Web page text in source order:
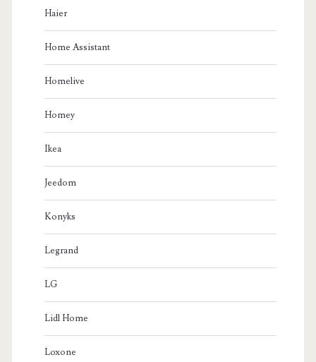
Haier
Home Assistant
Homelive
Homey
Ikea
Jeedom
Konyks
Legrand
LG
Lidl Home
Loxone